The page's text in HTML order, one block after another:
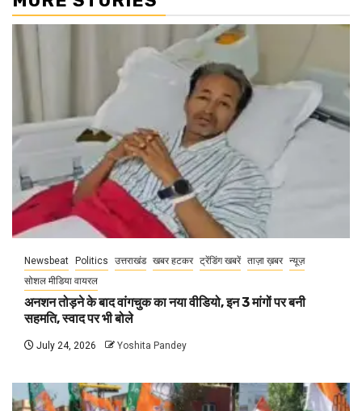
Newsbeat Politics उत्तराखंड खबर हटकर ट्रेंडिंग खबरें ताज़ा ख़बर न्यूज़
सोशल मीडिया वायरल
अनशन तोड़ने के बाद वांगचुक का नया वीडियो, इन 3 मांगों पर बनी
सहमति, स्वाद पर भी बोले
July 24, 2026 Yoshita Pandey